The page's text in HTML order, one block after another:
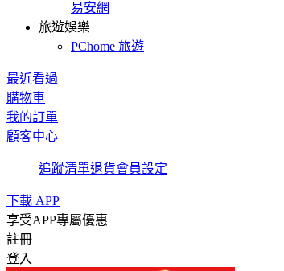
易安網
旅遊娛樂
PChome 旅遊
最近看過
購物車
我的訂單
顧客中心
追蹤清單退貨會員設定
下載 APP
享受APP專屬優惠
註冊
登入